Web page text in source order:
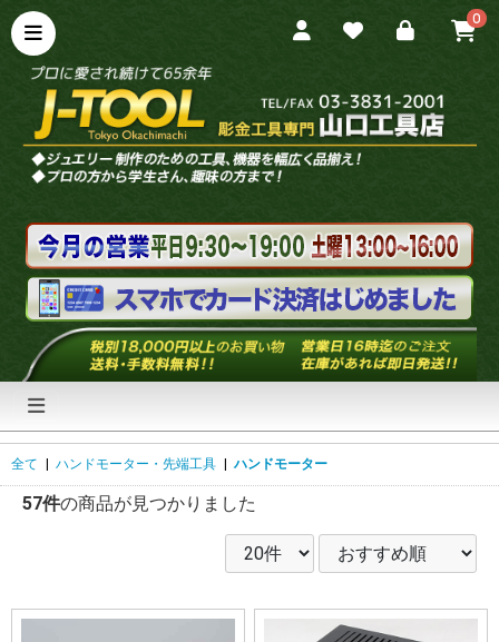
0
全て | ハンドモーター・先端工具 | ハンドモーター
57件の商品が見つかりました